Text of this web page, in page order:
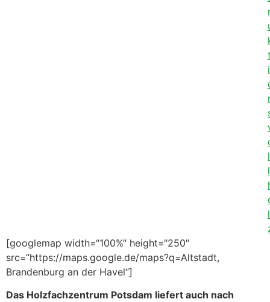
i
l
l
l
[googlemap width=“100%“ height=“250″
src=“https://maps.google.de/maps?q=Altstadt,
Brandenburg an der Havel“]
Das Holzfachzentrum Potsdam liefert auch nach